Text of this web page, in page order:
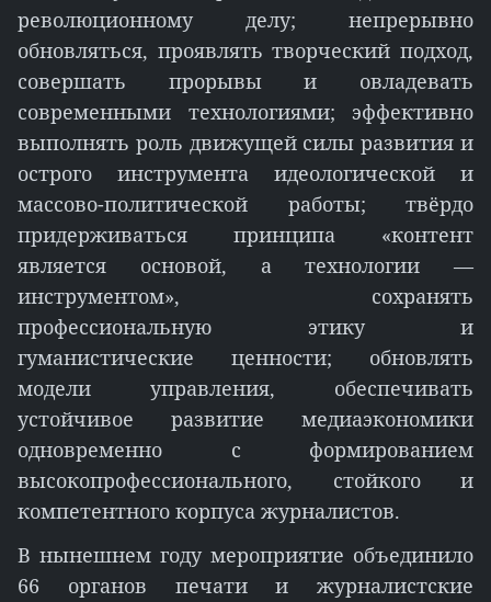
революционному делу; непрерывно
обновляться, проявлять творческий подход,
совершать прорывы и овладевать
современными технологиями; эффективно
выполнять роль движущей силы развития и
острого инструмента идеологической и
массово-политической работы; твёрдо
придерживаться принципа «контент
является основой, а технологии —
инструментом», сохранять
профессиональную этику и
гуманистические ценности; обновлять
модели управления, обеспечивать
устойчивое развитие медиаэкономики
одновременно с формированием
высокопрофессионального, стойкого и
компетентного корпуса журналистов.
В нынешнем году мероприятие объединило
66 органов печати и журналистские